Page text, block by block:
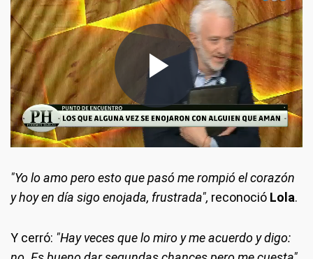
"Yo lo amo pero esto que pasó me rompió el corazón
y hoy en día sigo enojada, frustrada", reconoció Lola.
Y cerró: "Hay veces que lo miro y me acuerdo y digo: